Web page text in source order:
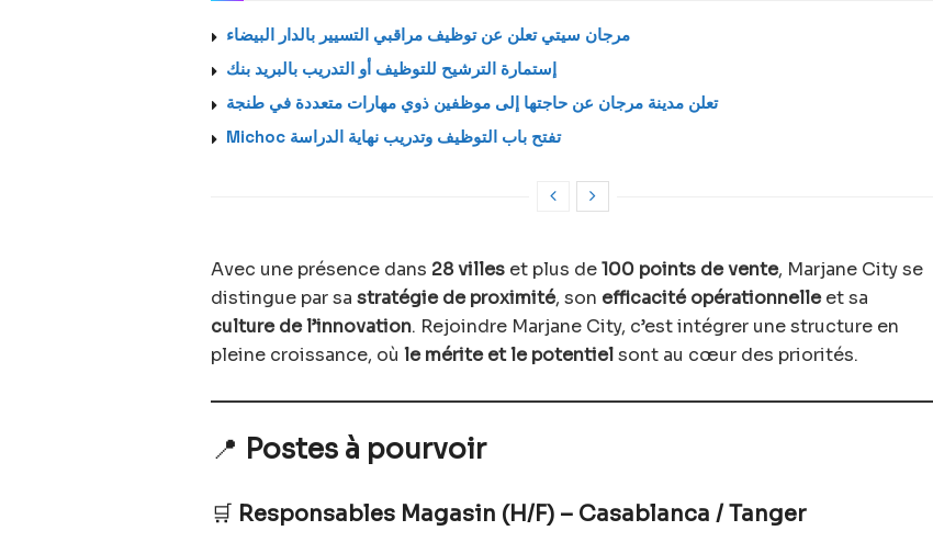
مرجان سيتي تعلن عن توظيف مراقبي التسيير بالدار البيضاء
إستمارة الترشيح للتوظيف أو التدريب بالبريد بنك
تعلن مدينة مرجان عن حاجتها إلى موظفين ذوي مهارات متعددة في طنجة
Michoc تفتح باب التوظيف وتدريب نهاية الدراسة
Avec une présence dans 28 villes et plus de100 points de vente, Marjane City se
distingue par sa stratégie de proximité, son efficacité opérationnelleet sa
culture de l’innovation. Rejoindre Marjane City, c’est intégrer une structure en
pleine croissance, où le mérite et le potentielsont au cœur des priorités.
📍 Postes à pourvoir
🛒 Responsables Magasin (H/F) – Casablanca / Tanger